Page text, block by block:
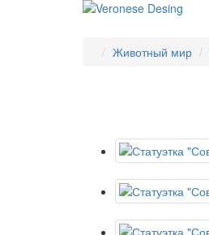
Животный мир